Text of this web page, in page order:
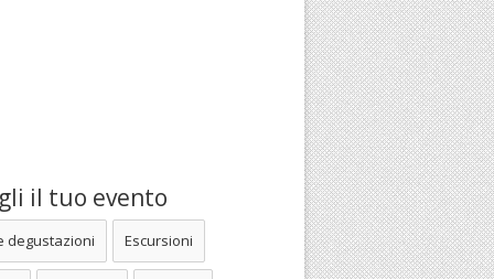
il tuo evento
degustazioni Escursioni